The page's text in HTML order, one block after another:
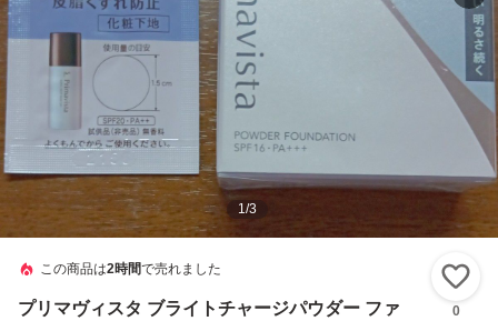
1/3
この商品は2時間で売れました
プリマヴィスタ ブライトチャージパウダー ファ
0